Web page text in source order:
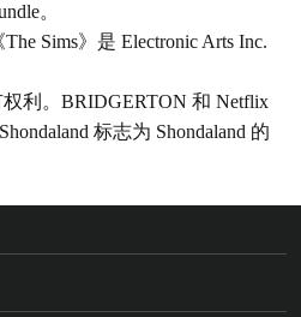
。
Sims》是 Electronic Arts Inc.
利。BRIDGERTON 和 Netflix
标志为 Shondaland 的